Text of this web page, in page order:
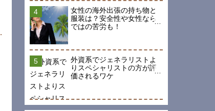
女性の海外出張の持ち物と
服装は？安全性や女性なら
ではの苦労も！
外資系でジェネラリストよ
りスペシャリストの方が評
価されるワケ